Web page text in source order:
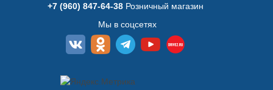
+7 (960) 847-64-38 Розничный магазин
Мы в соцсетях